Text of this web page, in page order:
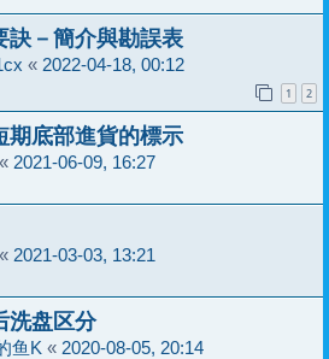
訣－簡介與勘誤表
« 2022-04-18, 00:12
1 2
期底部進貨的標示
« 2021-06-09, 16:27
« 2021-03-03, 13:21
洗盘区分
鱼K « 2020-08-05, 20:14